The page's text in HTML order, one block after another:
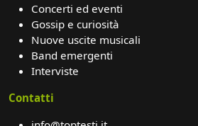
Concerti ed eventi
Gossip e curiosità
Nuove uscite musicali
Band emergenti
Interviste
Contatti